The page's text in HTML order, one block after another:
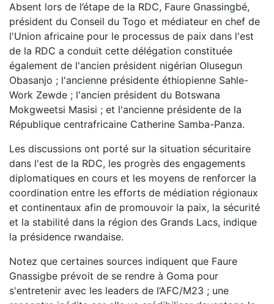
Absent lors de l’étape de la RDC, Faure Gnassingbé,
président du Conseil du Togo et médiateur en chef de
l'Union africaine pour le processus de paix dans l'est
de la RDC a conduit cette délégation constituée
également de l'ancien président nigérian Olusegun
Obasanjo ; l'ancienne présidente éthiopienne Sahle-
Work Zewde ; l'ancien président du Botswana
Mokgweetsi Masisi ; et l'ancienne présidente de la
République centrafricaine Catherine Samba-Panza.
Les discussions ont porté sur la situation sécuritaire
dans l'est de la RDC, les progrès des engagements
diplomatiques en cours et les moyens de renforcer la
coordination entre les efforts de médiation régionaux
et continentaux afin de promouvoir la paix, la sécurité
et la stabilité dans la région des Grands Lacs, indique
la présidence rwandaise.
Notez que certaines sources indiquent que Faure
Gnassigbe prévoit de se rendre à Goma pour
s'entretenir avec les leaders de l’AFC/M23 ; une